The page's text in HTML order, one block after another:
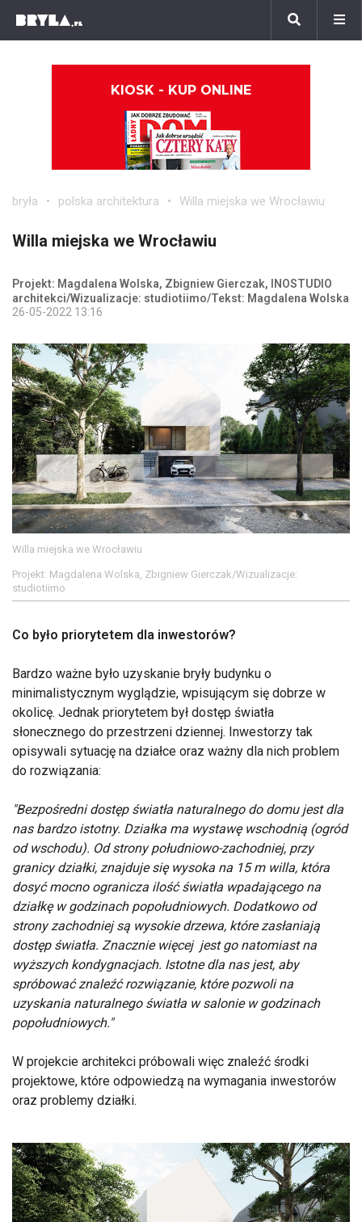
KIOSK - KUP ONLINE
bryła polska architektura Willa miejska we Wrocławiu
Willa miejska we Wrocławiu
Projekt: Magdalena Wolska, Zbigniew Gierczak, INOSTUDIO
architekci/Wizualizacje: studiotiimo/Tekst: Magdalena Wolska
26-05-2022 13:16
Willa miejska we Wrocławiu
Projekt: Magdalena Wolska, Zbigniew Gierczak/Wizualizacje:
studiotiimo
Co było priorytetem dla inwestorów?
Bardzo ważne było uzyskanie bryły budynku o
minimalistycznym wyglądzie, wpisującym się dobrze w
okolicę. Jednak priorytetem był dostęp światła
słonecznego do przestrzeni dziennej. Inwestorzy tak
opisywali sytuację na działce oraz ważny dla nich problem
do rozwiązania:
"Bezpośredni dostęp światła naturalnego do domu jest dla
nas bardzo istotny. Działka ma wystawę wschodnią (ogród
od wschodu). Od strony południowo-zachodniej, przy
granicy działki, znajduje się wysoka na 15 m willa, która
dosyć mocno ogranicza ilość światła wpadającego na
działkę w godzinach popołudniowych. Dodatkowo od
strony zachodniej są wysokie drzewa, które zasłaniają
dostęp światła. Znacznie więcej jest go natomiast na
wyższych kondygnacjach. Istotne dla nas jest, aby
spróbować znaleźć rozwiązanie, które pozwoli na
uzyskania naturalnego światła w salonie w godzinach
popołudniowych."
W projekcie architekci próbowali więc znaleźć środki
projektowe, które odpowiedzą na wymagania inwestorów
oraz problemy działki.